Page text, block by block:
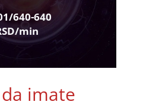
640-640
min
imate